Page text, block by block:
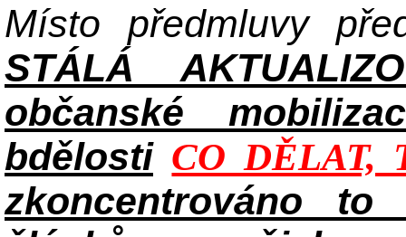
Místo předmluvy
STÁLÁ
občanské
bdělosti CO DĚLAT,
zkoncentrováno